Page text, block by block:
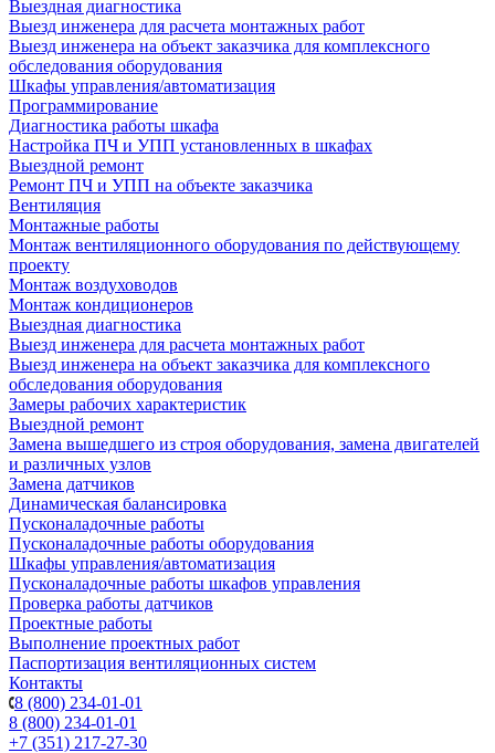
Выездная диагностика
Выезд инженера для расчета монтажных работ
Выезд инженера на объект заказчика для комплексного
обследования оборудования
Шкафы управления/автоматизация
Программирование
Диагностика работы шкафа
Настройка ПЧ и УПП установленных в шкафах
Выездной ремонт
Ремонт ПЧ и УПП на объекте заказчика
Вентиляция
Монтажные работы
Монтаж вентиляционного оборудования по действующему
проекту
Монтаж воздуховодов
Монтаж кондиционеров
Выездная диагностика
Выезд инженера для расчета монтажных работ
Выезд инженера на объект заказчика для комплексного
обследования оборудования
Замеры рабочих характеристик
Выездной ремонт
Замена вышедшего из строя оборудования, замена двигателей
и различных узлов
Замена датчиков
Динамическая балансировка
Пусконаладочные работы
Пусконаладочные работы оборудования
Шкафы управления/автоматизация
Пусконаладочные работы шкафов управления
Проверка работы датчиков
Проектные работы
Выполнение проектных работ
Паспортизация вентиляционных систем
Контакты
8 (800) 234-01-01
8 (800) 234-01-01
+7 (351) 217-27-30